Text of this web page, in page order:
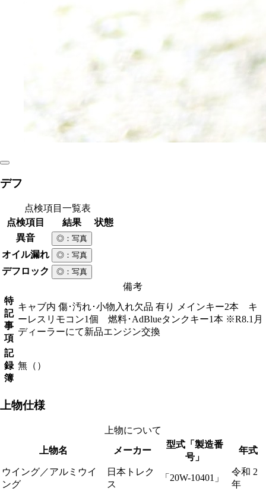
デフ
点検項目一覧表
点検項目
結果
状態
異音
◎ ：写真
オイル漏れ ◎ ：写真
デフロック ◎ ：写真
備考
特
記
事
項
キャブ内 傷･汚れ･小物入れ欠品 有り メインキー2本 キ
ーレスリモコン1個 燃料･AdBlueタンクキー1本 ※R8.1月
ディーラーにて新品エンジン交換
記
録
簿
無（）
上物仕様
上物について
上物名
メーカー
型式「製造番
号」
年式
ウイング／アルミウイ
ング
日本トレク
ス
「20W-10401」
令和 2
年